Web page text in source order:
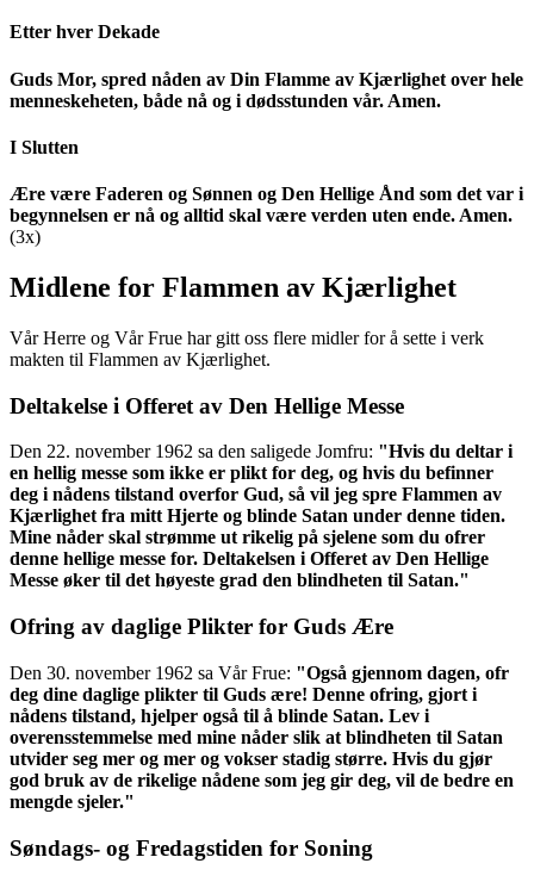
Etter hver Dekade
Guds Mor, spred nåden av Din Flamme av Kjærlighet over hele
menneskeheten, både nå og i dødsstunden vår. Amen.
I Slutten
Ære være Faderen og Sønnen og Den Hellige Ånd som det var i
begynnelsen er nå og alltid skal være verden uten ende. Amen.
(3x)
Midlene for Flammen av Kjærlighet
Vår Herre og Vår Frue har gitt oss flere midler for å sette i verk
makten til Flammen av Kjærlighet.
Deltakelse i Offeret av Den Hellige Messe
Den 22. november 1962 sa den saligede Jomfru: "Hvis du deltar i
en hellig messe som ikke er plikt for deg, og hvis du befinner
deg i nådens tilstand overfor Gud, så vil jeg spre Flammen av
Kjærlighet fra mitt Hjerte og blinde Satan under denne tiden.
Mine nåder skal strømme ut rikelig på sjelene som du ofrer
denne hellige messe for. Deltakelsen i Offeret av Den Hellige
Messe øker til det høyeste grad den blindheten til Satan."
Ofring av daglige Plikter for Guds Ære
Den 30. november 1962 sa Vår Frue: "Også gjennom dagen, ofr
deg dine daglige plikter til Guds ære! Denne ofring, gjort i
nådens tilstand, hjelper også til å blinde Satan. Lev i
overensstemmelse med mine nåder slik at blindheten til Satan
utvider seg mer og mer og vokser stadig større. Hvis du gjør
god bruk av de rikelige nådene som jeg gir deg, vil de bedre en
mengde sjeler."
Søndags- og Fredagstiden for Soning